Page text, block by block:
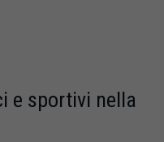
e sportivi nella